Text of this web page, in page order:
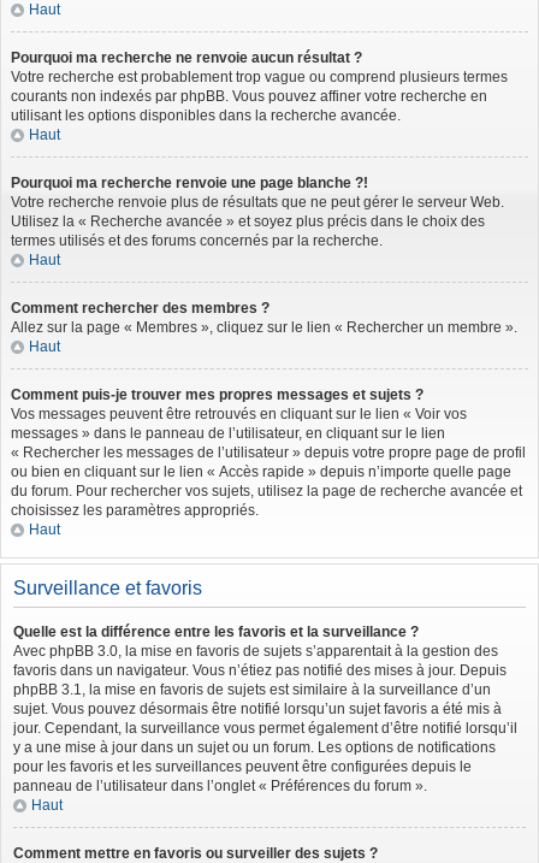
Haut
Pourquoi ma recherche ne renvoie aucun résultat ?
Votre recherche est probablement trop vague ou comprend plusieurs termes
courants non indexés par phpBB. Vous pouvez affiner votre recherche en
utilisant les options disponibles dans la recherche avancée.
Haut
Pourquoi ma recherche renvoie une page blanche ?!
Votre recherche renvoie plus de résultats que ne peut gérer le serveur Web.
Utilisez la « Recherche avancée » et soyez plus précis dans le choix des
termes utilisés et des forums concernés par la recherche.
Haut
Comment rechercher des membres ?
Allez sur la page « Membres », cliquez sur le lien « Rechercher un membre ».
Haut
Comment puis-je trouver mes propres messages et sujets ?
Vos messages peuvent être retrouvés en cliquant sur le lien « Voir vos
messages » dans le panneau de l’utilisateur, en cliquant sur le lien
« Rechercher les messages de l’utilisateur » depuis votre propre page de profil
ou bien en cliquant sur le lien « Accès rapide » depuis n’importe quelle page
du forum. Pour rechercher vos sujets, utilisez la page de recherche avancée et
choisissez les paramètres appropriés.
Haut
Surveillance et favoris
Quelle est la différence entre les favoris et la surveillance ?
Avec phpBB 3.0, la mise en favoris de sujets s’apparentait à la gestion des
favoris dans un navigateur. Vous n’étiez pas notifié des mises à jour. Depuis
phpBB 3.1, la mise en favoris de sujets est similaire à la surveillance d’un
sujet. Vous pouvez désormais être notifié lorsqu’un sujet favoris a été mis à
jour. Cependant, la surveillance vous permet également d’être notifié lorsqu’il
y a une mise à jour dans un sujet ou un forum. Les options de notifications
pour les favoris et les surveillances peuvent être configurées depuis le
panneau de l’utilisateur dans l’onglet « Préférences du forum ».
Haut
Comment mettre en favoris ou surveiller des sujets ?